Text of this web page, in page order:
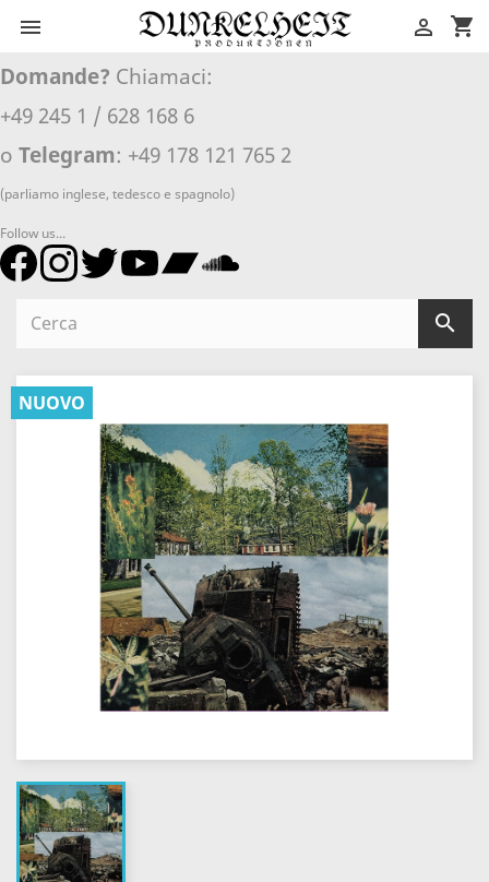
 shopping_cart

Domande? Chiamaci:
+49 245 1 / 628 168 6
o Telegram: +49 178 121 765 2
(parliamo inglese, tedesco e spagnolo)
Follow us...

NUOVO